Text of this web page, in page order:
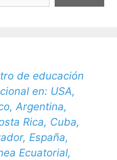
de educación
en: USA,
Argentina,
Rica, Cuba,
España,
Ecuatorial,